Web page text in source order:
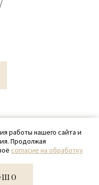
97-87
работы нашего сайта и
Продолжая
согласие на обработку